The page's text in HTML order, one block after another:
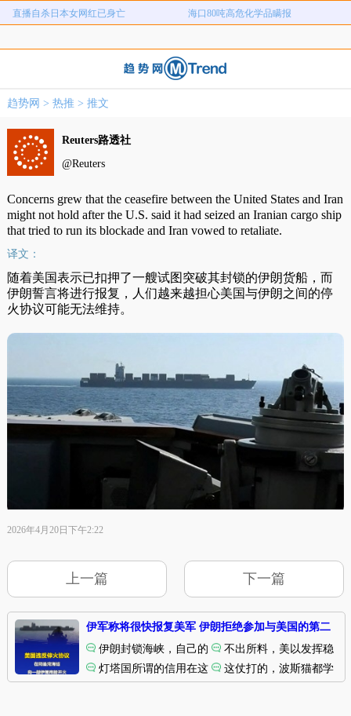
直播自杀日本女网红已身亡 海口80吨高危化学品瞒报
弊犯罪
1岁宝宝碰坏纸巾盒三亚酒店索赔924 女子开一天一夜空调后二氧化碳中毒
儿子举报身价上亿父亲说家已破碎
直播自杀日本女网红已身亡
趋势网 > 热推 > 推文
Reuters路透社
@Reuters
Concerns grew that the ceasefire between the United States and Iran
might not hold after the U.S. said it had seized an Iranian cargo ship
that tried to run its blockade and Iran vowed to retaliate.
译文：
随着美国表示已扣押了一艘试图突破其封锁的伊朗货船，而
伊朗誓言将进行报复，人们越来越担心美国与伊朗之间的停
火协议可能无法维持。
2026年4月20日下午2:22
上一篇 下一篇
伊军称将很快报复美军 伊朗拒绝参加与美国的第二
轮谈判
热闻
伊朗封锁海峡，自己的
船还想自由出行。
不出所料，美以发挥稳
定，依旧不讲信用。
灯塔国所谓的信用在这
这仗打的，波斯猫都学